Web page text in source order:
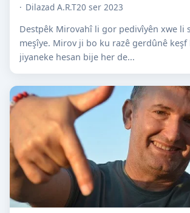
Dilazad A.R.T20 ser 2023
Destpêk Mirovahî li gor pedivîyên xwe li
meşîye. Mirov ji bo ku razê gerdûnê
jiyaneke hesan bije her de...